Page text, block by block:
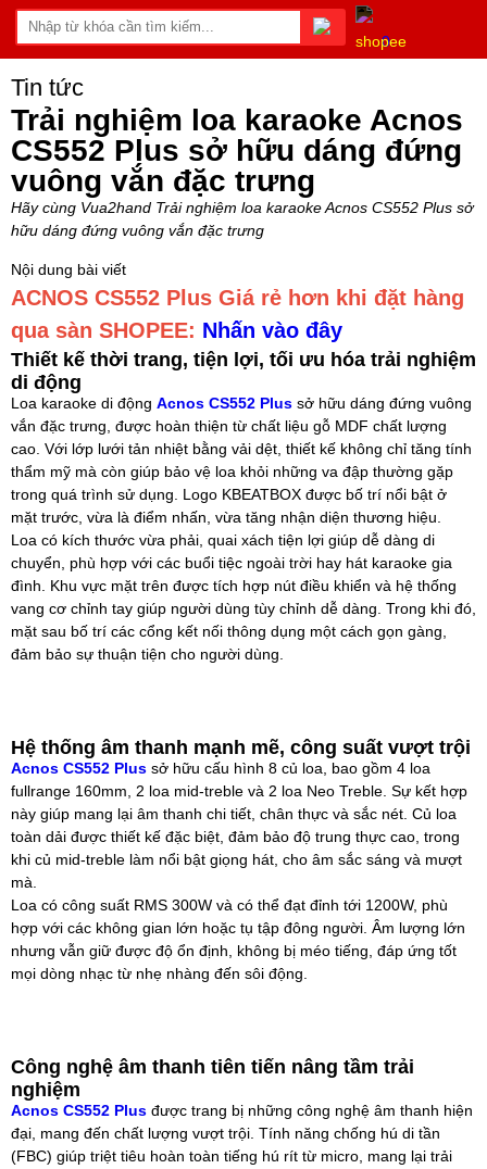
0
Tin tức
Trải nghiệm loa karaoke Acnos
CS552 Plus sở hữu dáng đứng
vuông vắn đặc trưng
Hãy cùng Vua2hand Trải nghiệm loa karaoke Acnos CS552 Plus sở
hữu dáng đứng vuông vắn đặc trưng
Nội dung bài viết
ACNOS CS552 Plus Giá rẻ hơn khi đặt hàng
qua sàn SHOPEE: Nhấn vào đây
Thiết kế thời trang, tiện lợi, tối ưu hóa trải nghiệm
di động
Loa karaoke di động Acnos CS552 Plus sở hữu dáng đứng vuông
vắn đặc trưng, được hoàn thiện từ chất liệu gỗ MDF chất lượng
cao. Với lớp lưới tản nhiệt bằng vải dệt, thiết kế không chỉ tăng tính
thẩm mỹ mà còn giúp bảo vệ loa khỏi những va đập thường gặp
trong quá trình sử dụng. Logo KBEATBOX được bố trí nổi bật ở
mặt trước, vừa là điểm nhấn, vừa tăng nhận diện thương hiệu.
Loa có kích thước vừa phải, quai xách tiện lợi giúp dễ dàng di
chuyển, phù hợp với các buổi tiệc ngoài trời hay hát karaoke gia
đình. Khu vực mặt trên được tích hợp nút điều khiển và hệ thống
vang cơ chỉnh tay giúp người dùng tùy chỉnh dễ dàng. Trong khi đó,
mặt sau bố trí các cổng kết nối thông dụng một cách gọn gàng,
đảm bảo sự thuận tiện cho người dùng.
Hệ thống âm thanh mạnh mẽ, công suất vượt trội
Acnos CS552 Plus sở hữu cấu hình 8 củ loa, bao gồm 4 loa
fullrange 160mm, 2 loa mid-treble và 2 loa Neo Treble. Sự kết hợp
này giúp mang lại âm thanh chi tiết, chân thực và sắc nét. Củ loa
toàn dải được thiết kế đặc biệt, đảm bảo độ trung thực cao, trong
khi củ mid-treble làm nổi bật giọng hát, cho âm sắc sáng và mượt
mà.
Loa có công suất RMS 300W và có thể đạt đỉnh tới 1200W, phù
hợp với các không gian lớn hoặc tụ tập đông người. Âm lượng lớn
nhưng vẫn giữ được độ ổn định, không bị méo tiếng, đáp ứng tốt
mọi dòng nhạc từ nhẹ nhàng đến sôi động.
Công nghệ âm thanh tiên tiến nâng tầm trải
nghiệm
Acnos CS552 Plus được trang bị những công nghệ âm thanh hiện
đại, mang đến chất lượng vượt trội. Tính năng chống hú di tần
(FBC) giúp triệt tiêu hoàn toàn tiếng hú rít từ micro, mang lại trải